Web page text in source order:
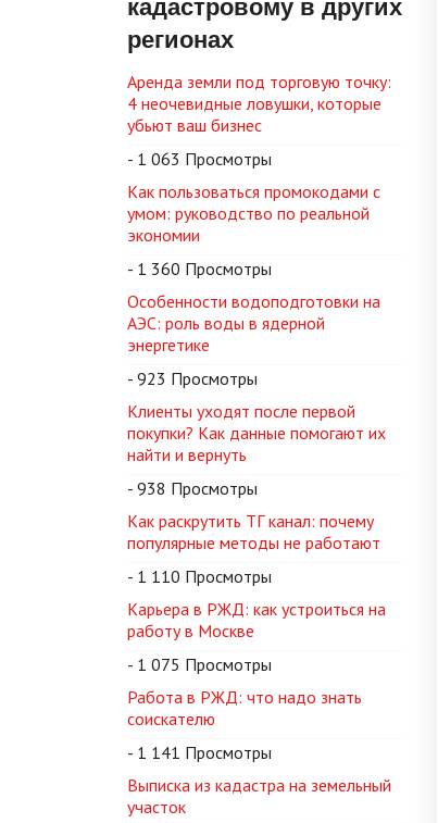
регионах
Аренда земли под торговую точку:
4 неочевидные ловушки, которые
убьют ваш бизнес
- 1 063 Просмотры
Как пользоваться промокодами с
умом: руководство по реальной
экономии
- 1 360 Просмотры
Особенности водоподготовки на
АЭС: роль воды в ядерной
энергетике
- 923 Просмотры
Клиенты уходят после первой
покупки? Как данные помогают их
найти и вернуть
- 938 Просмотры
Как раскрутить ТГ канал: почему
популярные методы не работают
- 1 110 Просмотры
Карьера в РЖД: как устроиться на
работу в Москве
- 1 075 Просмотры
Работа в РЖД: что надо знать
соискателю
- 1 141 Просмотры
Выписка из кадастра на земельный
участок